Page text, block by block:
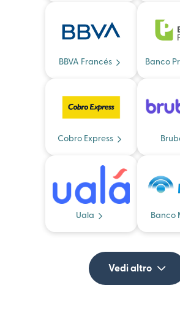
BBVA Francés Banco
Cobro Express
Uala Banco
Vedi altro